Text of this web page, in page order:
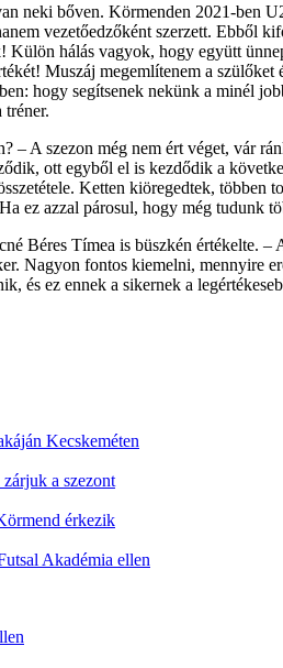
neki bőven. Körmenden 2021-ben
vezetőedzőként szerzett. Ebből
Külön hálás vagyok, hogy együtt
Muszáj megemlítenem a
hogy segítsenek nekünk a minél
– A szezon még nem ért véget, vár
ott egyből el is kezdődik a
Ketten kiöregedtek,
ez azzal párosul, hogy még tudunk
Béres Tímea is büszkén értékelte.
Nagyon fontos kiemelni, mennyire
és ez ennek a sikernek a
Kecskeméten
a szezont
érkezik
Akadémia ellen